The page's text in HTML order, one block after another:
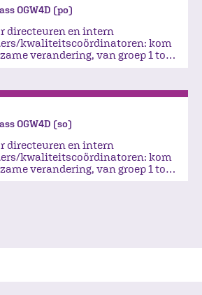
OGW4D (po)
directeuren en intern
kwaliteitscoördinatoren: kom
verandering, van groep 1 tot
OGW4D (so)
directeuren en intern
kwaliteitscoördinatoren: kom
verandering, van groep 1 tot